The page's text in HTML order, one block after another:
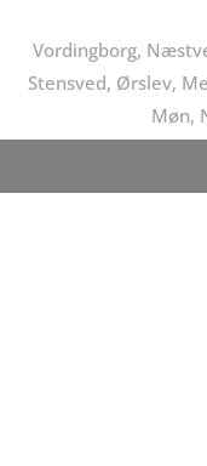
Vordingborg,
Stensved, Ørslev,
Møn,